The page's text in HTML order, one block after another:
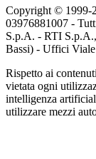
Copyright © 1999-
03976881007 -
S.p.A. - RTI
Bassi) - Uffici
Rispetto ai
vietata ogni
intelligenza
utilizzare mezzi